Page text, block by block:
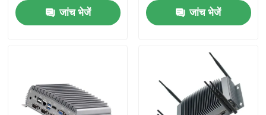
उत्पाद
जांच भेजें
जांच भेजें